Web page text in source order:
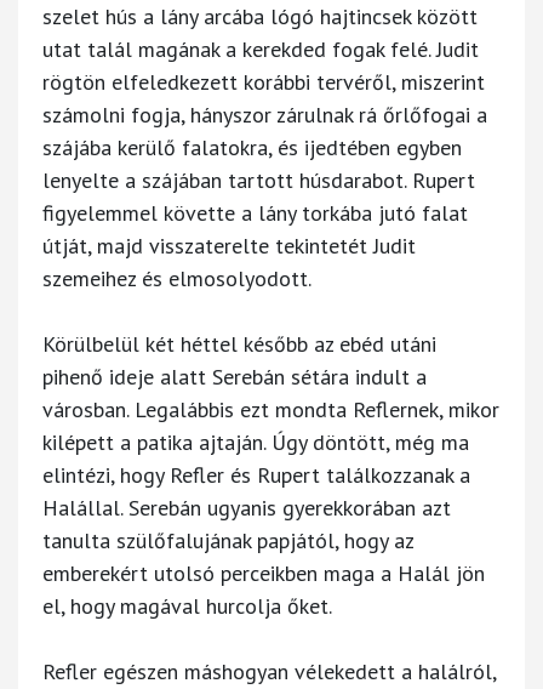
szelet hús a lány arcába lógó hajtincsek között
utat talál magának a kerekded fogak felé. Judit
rögtön elfeledkezett korábbi tervéről, miszerint
számolni fogja, hányszor zárulnak rá őrlőfogai a
szájába kerülő falatokra, és ijedtében egyben
lenyelte a szájában tartott húsdarabot. Rupert
figyelemmel követte a lány torkába jutó falat
útját, majd visszaterelte tekintetét Judit
szemeihez és elmosolyodott.
Körülbelül két héttel később az ebéd utáni
pihenő ideje alatt Serebán sétára indult a
városban. Legalábbis ezt mondta Reflernek, mikor
kilépett a patika ajtaján. Úgy döntött, még ma
elintézi, hogy Refler és Rupert találkozzanak a
Halállal. Serebán ugyanis gyerekkorában azt
tanulta szülőfalujának papjától, hogy az
emberekért utolsó perceikben maga a Halál jön
el, hogy magával hurcolja őket.
Refler egészen máshogyan vélekedett a halálról,